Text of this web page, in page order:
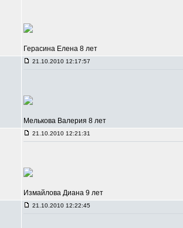
Герасина Елена 8 лет
21.10.2010 12:17:57
Мелькова Валерия 8 лет
21.10.2010 12:21:31
Измайлова Диана 9 лет
21.10.2010 12:22:45